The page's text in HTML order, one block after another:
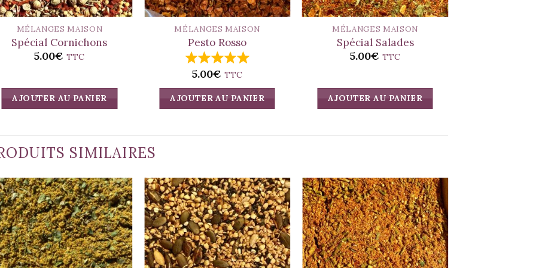
MÉLANGES MAISON
Spécial Cornichons
5.00€ TTC
AJOUTER AU PANIER
MÉLANGES MAISON
Pesto Rosso
5.00€ TTC
AJOUTER AU PANIER
MÉLANGES MAISON
Spécial Salades
5.00€ TTC
AJOUTER AU PANIER
SIMILAIRES